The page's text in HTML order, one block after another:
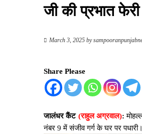
जी की प्रभात फेरी
March 3, 2025 by
Share Please
जालंधर कैंट(राहुल अग्रवाल):
नंबर 9 में संजीव गर्ग के घर पर पधारी।